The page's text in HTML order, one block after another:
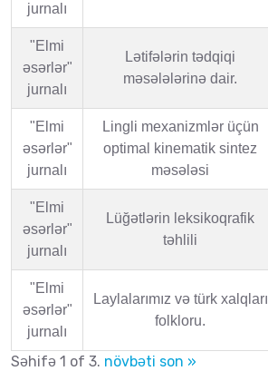
jurnalı
"Elmi
əsərlər"
jurnalı
Lətifələrin tədqiqi
məsələlərinə dair.
"Elmi
əsərlər"
jurnalı
Lingli mexanizmlər üçün
optimal kinematik sintez
məsələsi
"Elmi
əsərlər"
jurnalı
Lüğətlərin leksikoqrafik
təhlili
"Elmi
əsərlər"
jurnalı
Laylalarımız və türk xalqları
folkloru.
Səhifə 1 of 3. növbəti son »